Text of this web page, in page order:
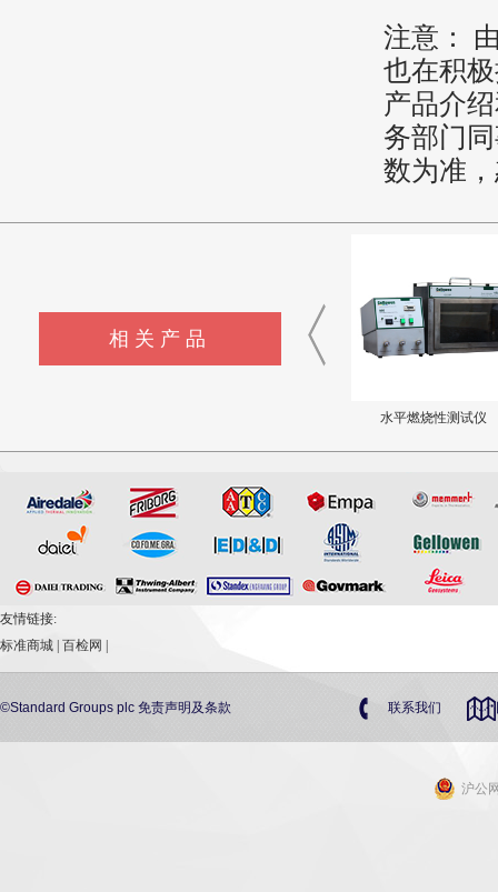
注意：
也在积
产品介
务部门
数为准
相关产品
水平燃烧性测试仪
友情链接:
标准商城 百检网
©Standard Groups plc 免责声明及条款 联系我们
沪公